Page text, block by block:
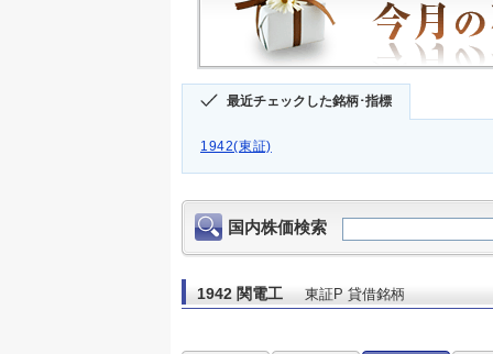
最近チェックした銘柄･指標
1942(東証)